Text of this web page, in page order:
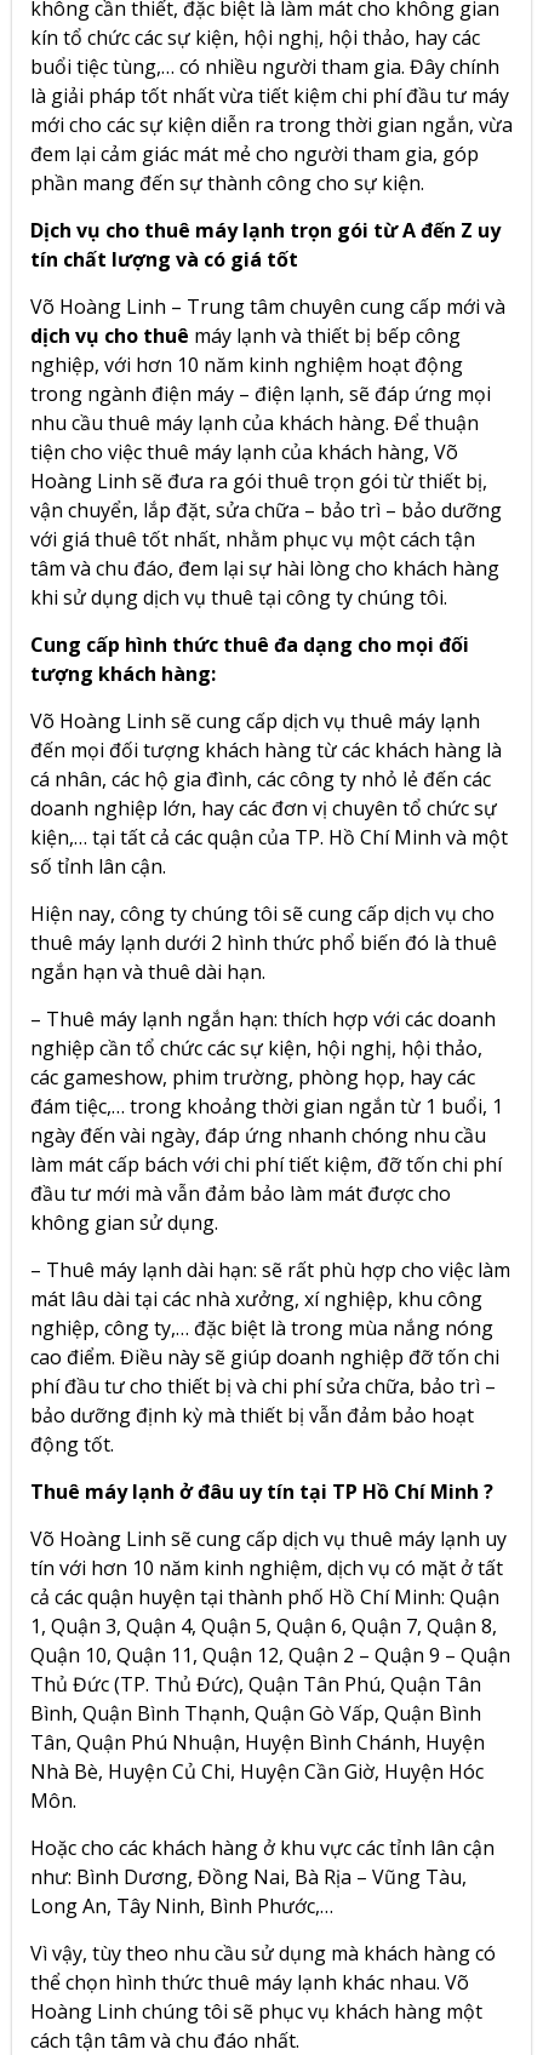
không cần thiết, đặc biệt là làm mát cho không gian
kín tổ chức các sự kiện, hội nghị, hội thảo, hay các
buổi tiệc tùng,… có nhiều người tham gia. Đây chính
là giải pháp tốt nhất vừa tiết kiệm chi phí đầu tư máy
mới cho các sự kiện diễn ra trong thời gian ngắn, vừa
đem lại cảm giác mát mẻ cho người tham gia, góp
phần mang đến sự thành công cho sự kiện.
Dịch vụ cho thuê máy lạnh trọn gói từ A đến Z uy
tín chất lượng và có giá tốt
Võ Hoàng Linh – Trung tâm chuyên cung cấp mới và
dịch vụ cho thuê máy lạnh và thiết bị bếp công
nghiệp, với hơn 10 năm kinh nghiệm hoạt động
trong ngành điện máy – điện lạnh, sẽ đáp ứng mọi
nhu cầu thuê máy lạnh của khách hàng. Để thuận
tiện cho việc thuê máy lạnh của khách hàng, Võ
Hoàng Linh sẽ đưa ra gói thuê trọn gói từ thiết bị,
vận chuyển, lắp đặt, sửa chữa – bảo trì – bảo dưỡng
với giá thuê tốt nhất, nhằm phục vụ một cách tận
tâm và chu đáo, đem lại sự hài lòng cho khách hàng
khi sử dụng dịch vụ thuê tại công ty chúng tôi.
Cung cấp hình thức thuê đa dạng cho mọi đối
tượng khách hàng:
Võ Hoàng Linh sẽ cung cấp dịch vụ thuê máy lạnh
đến mọi đối tượng khách hàng từ các khách hàng là
cá nhân, các hộ gia đình, các công ty nhỏ lẻ đến các
doanh nghiệp lớn, hay các đơn vị chuyên tổ chức sự
kiện,… tại tất cả các quận của TP. Hồ Chí Minh và một
số tỉnh lân cận.
Hiện nay, công ty chúng tôi sẽ cung cấp dịch vụ cho
thuê máy lạnh dưới 2 hình thức phổ biến đó là thuê
ngắn hạn và thuê dài hạn.
– Thuê máy lạnh ngắn hạn: thích hợp với các doanh
nghiệp cần tổ chức các sự kiện, hội nghị, hội thảo,
các gameshow, phim trường, phòng họp, hay các
đám tiệc,… trong khoảng thời gian ngắn từ 1 buổi, 1
ngày đến vài ngày, đáp ứng nhanh chóng nhu cầu
làm mát cấp bách với chi phí tiết kiệm, đỡ tốn chi phí
đầu tư mới mà vẫn đảm bảo làm mát được cho
không gian sử dụng.
– Thuê máy lạnh dài hạn: sẽ rất phù hợp cho việc làm
mát lâu dài tại các nhà xưởng, xí nghiệp, khu công
nghiệp, công ty,… đặc biệt là trong mùa nắng nóng
cao điểm. Điều này sẽ giúp doanh nghiệp đỡ tốn chi
phí đầu tư cho thiết bị và chi phí sửa chữa, bảo trì –
bảo dưỡng định kỳ mà thiết bị vẫn đảm bảo hoạt
động tốt.
Thuê máy lạnh ở đâu uy tín tại TP Hồ Chí Minh ?
Võ Hoàng Linh sẽ cung cấp dịch vụ thuê máy lạnh uy
tín với hơn 10 năm kinh nghiệm, dịch vụ có mặt ở tất
cả các quận huyện tại thành phố Hồ Chí Minh: Quận
1, Quận 3, Quận 4, Quận 5, Quận 6, Quận 7, Quận 8,
Quận 10, Quận 11, Quận 12, Quận 2 – Quận 9 – Quận
Thủ Đức (TP. Thủ Đức), Quận Tân Phú, Quận Tân
Bình, Quận Bình Thạnh, Quận Gò Vấp, Quận Bình
Tân, Quận Phú Nhuận, Huyện Bình Chánh, Huyện
Nhà Bè, Huyện Củ Chi, Huyện Cần Giờ, Huyện Hóc
Môn.
Hoặc cho các khách hàng ở khu vực các tỉnh lân cận
như: Bình Dương, Đồng Nai, Bà Rịa – Vũng Tàu,
Long An, Tây Ninh, Bình Phước,…
Vì vậy, tùy theo nhu cầu sử dụng mà khách hàng có
thể chọn hình thức thuê máy lạnh khác nhau. Võ
Hoàng Linh chúng tôi sẽ phục vụ khách hàng một
cách tận tâm và chu đáo nhất.